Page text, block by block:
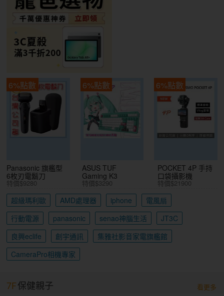
6%點數
Panasonic 旗艦型
6枚刃電鬍刀
特價$9280
6%點數
ASUS TUF
Gaming K3
特價$3290
6%點數
POCKET 4P 手持
口袋攝影機
特價$21900
超級瑪利歐 AMD處理器 iphone
電風扇
行動電源
panasonic senao神腦生活
JT3C
良興eclife
創宇通訊
集雅社影音家電旗艦館
CameraPro相機專家
7F保健親子 看更多